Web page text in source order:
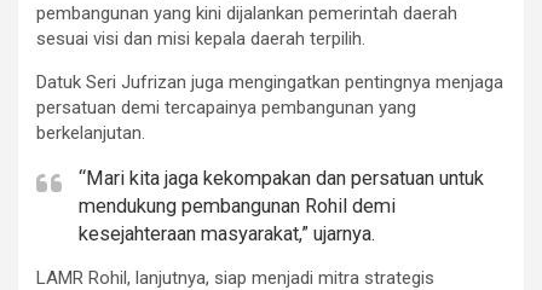
pembangunan yang kini dijalankan pemerintah daerah
sesuai visi dan misi kepala daerah terpilih.
Datuk Seri Jufrizan juga mengingatkan pentingnya menjaga
persatuan demi tercapainya pembangunan yang
berkelanjutan.
“Mari kita jaga kekompakan dan persatuan untuk
mendukung pembangunan Rohil demi
kesejahteraan masyarakat,” ujarnya.
LAMR Rohil, lanjutnya, siap menjadi mitra strategis